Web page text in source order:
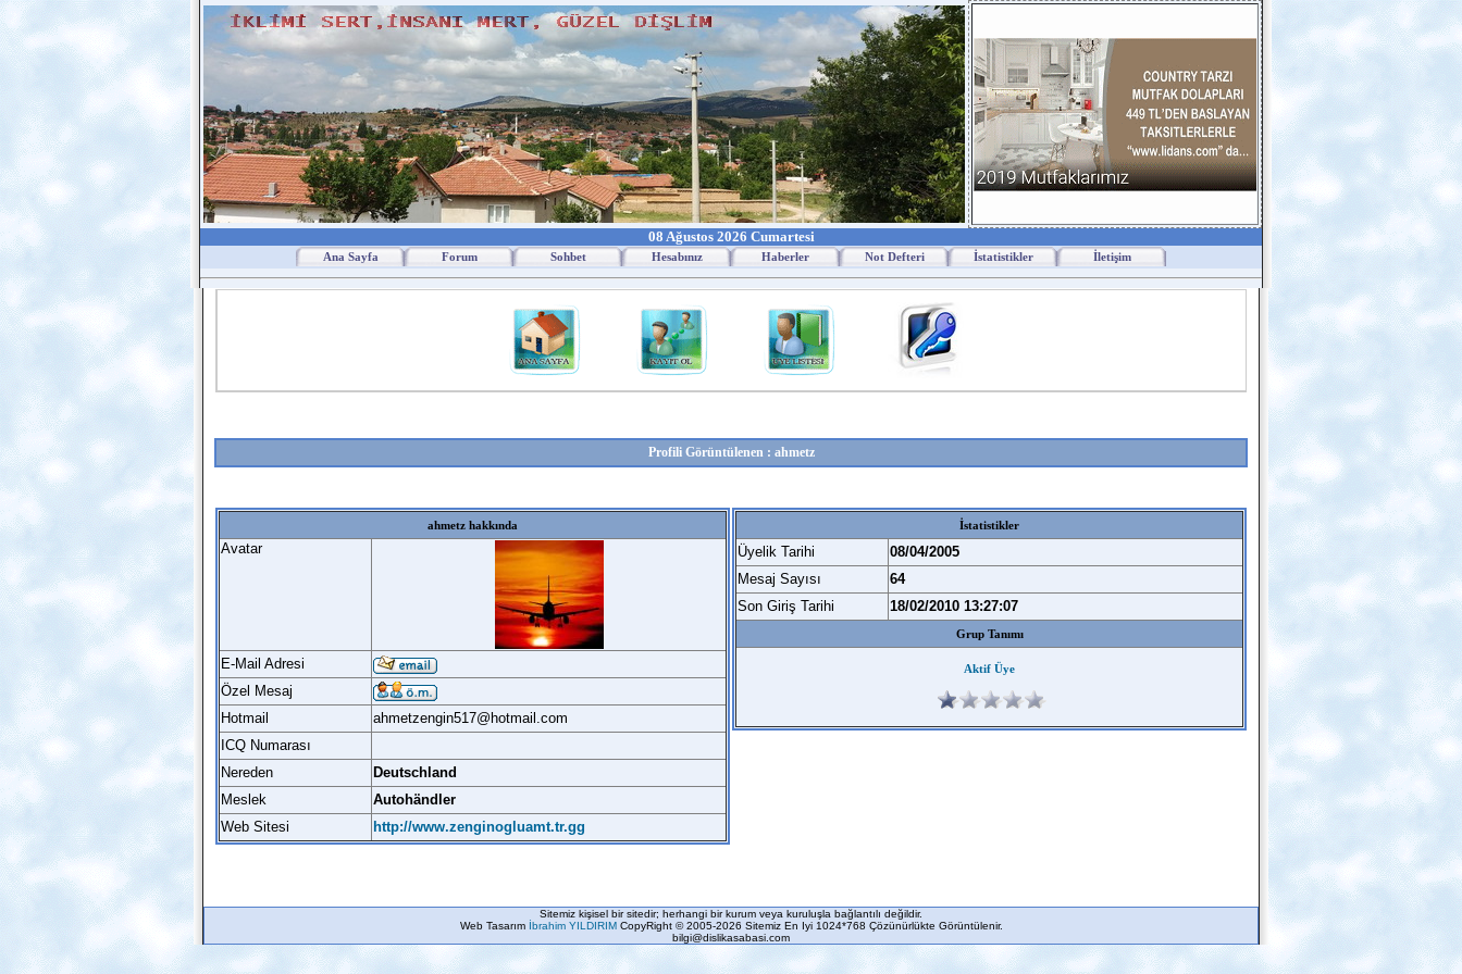
08 Ağustos 2026 Cumartesi
Ana Sayfa Forum Sohbet Hesabınız Haberler Not Defteri İstatistikler İletişim
Profili Görüntülenen : ahmetz
ahmetz hakkında
Avatar
E-Mail Adresi
Özel Mesaj
Hotmail
ahmetzengin517@hotmail.com
ICQ Numarası
Nereden
Deutschland
Meslek
Autohändler
Web Sitesi
http://www.zenginogluamt.tr.gg
İstatistikler
Üyelik Tarihi
08/04/2005
Mesaj Sayısı
64
Son Giriş Tarihi
18/02/2010 13:27:07
Grup Tanımı
Aktif Üye
Sitemiz kişisel bir sitedir; herhangi bir kurum veya kuruluşla bağlantılı değildir.
Web Tasarım İbrahim YILDIRIM CopyRight © 2005-2026 Sitemiz En Iyi 1024*768 Çözünürlükte Görüntülenir.
bilgi@dislikasabasi.com